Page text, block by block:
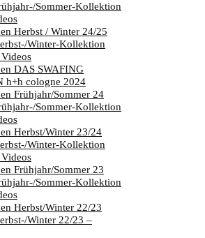
Sommer-Kollektion
Herbst / Winter 24/25
Winter-Kollektion
DAS SWAFING
h+h cologne 2024
Frühjahr/Sommer 24
Sommer-Kollektion
Herbst/Winter 23/24
Winter-Kollektion
Frühjahr/Sommer 23
Sommer-Kollektion
Herbst/Winter 22/23
Winter 22/23 –